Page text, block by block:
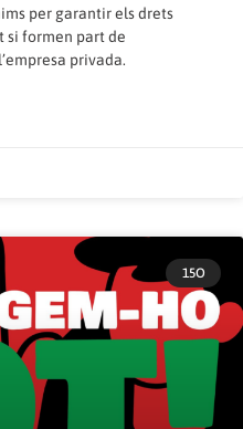
per garantir els drets
si formen part de
privada.
15O